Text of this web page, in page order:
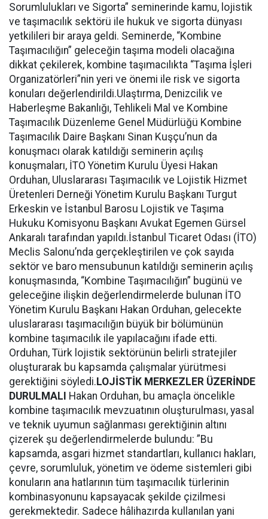
Sorumlulukları ve Sigorta” seminerinde kamu, lojistik
ve taşımacılık sektörü ile hukuk ve sigorta dünyası
yetkilileri bir araya geldi. Seminerde, “Kombine
Taşımacılığın” geleceğin taşıma modeli olacağına
dikkat çekilerek, kombine taşımacılıkta “Taşıma İşleri
Organizatörleri”nin yeri ve önemi ile risk ve sigorta
konuları değerlendirildi.Ulaştırma, Denizcilik ve
Haberleşme Bakanlığı, Tehlikeli Mal ve Kombine
Taşımacılık Düzenleme Genel Müdürlüğü Kombine
Taşımacılık Daire Başkanı Sinan Kuşçu’nun da
konuşmacı olarak katıldığı seminerin açılış
konuşmaları, İTO Yönetim Kurulu Üyesi Hakan
Orduhan, Uluslararası Taşımacılık ve Lojistik Hizmet
Üretenleri Derneği Yönetim Kurulu Başkanı Turgut
Erkeskin ve İstanbul Barosu Lojistik ve Taşıma
Hukuku Komisyonu Başkanı Avukat Egemen Gürsel
Ankaralı tarafından yapıldı.İstanbul Ticaret Odası (İTO)
Meclis Salonu’nda gerçekleştirilen ve çok sayıda
sektör ve baro mensubunun katıldığı seminerin açılış
konuşmasında, “Kombine Taşımacılığın” bugünü ve
geleceğine ilişkin değerlendirmelerde bulunan İTO
Yönetim Kurulu Başkanı Hakan Orduhan, gelecekte
uluslararası taşımacılığın büyük bir bölümünün
kombine taşımacılık ile yapılacağını ifade etti.
Orduhan, Türk lojistik sektörünün belirli stratejiler
oluşturarak bu kapsamda çalışmalar yürütmesi
gerektiğini söyledi. LOJİSTİK MERKEZLER ÜZERİNDE
DURULMALI Hakan Orduhan, bu amaçla öncelikle
kombine taşımacılık mevzuatının oluşturulması, yasal
ve teknik uyumun sağlanması gerektiğinin altını
çizerek şu değerlendirmelerde bulundu: ”Bu
kapsamda, asgari hizmet standartları, kullanıcı hakları,
çevre, sorumluluk, yönetim ve ödeme sistemleri gibi
konuların ana hatlarının tüm taşımacılık türlerinin
kombinasyonunu kapsayacak şekilde çizilmesi
gerekmektedir. Sadece hâlihazırda kullanılan yani